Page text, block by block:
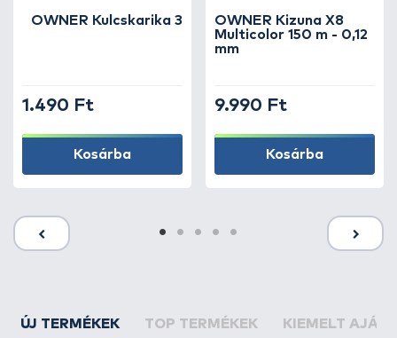
OWNER Kulcskarika 3
1.490 Ft
Kosárba
OWNER Kizuna X8
Multicolor 150 m - 0,12
mm
9.990 Ft
Kosárba
ÚJ TERMÉKEK TOP TERMÉKEK KIEMELT